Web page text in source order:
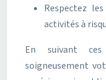
Respectez
activités à
En suivant
soigneusement